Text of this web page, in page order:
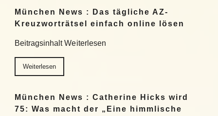
München News : Das tägliche AZ-
Kreuzworträtsel einfach online lösen
Beitragsinhalt Weiterlesen
Weiterlesen
München News : Catherine Hicks wird
75: Was macht der „Eine himmlische